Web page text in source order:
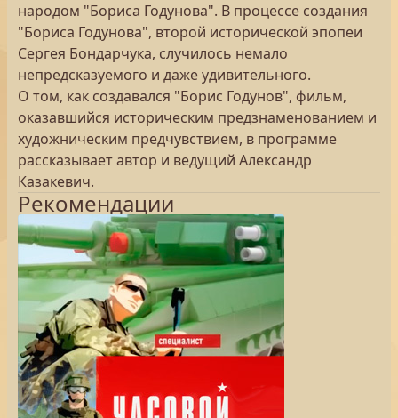
народом "Бориса Годунова". В процессе создания
"Бориса Годунова", второй исторической эпопеи
Сергея Бондарчука, случилось немало
непредсказуемого и даже удивительного.
О том, как создавался "Борис Годунов", фильм,
оказавшийся историческим предзнаменованием и
художническим предчувствием, в программе
рассказывает автор и ведущий Александр
Казакевич.
Рекомендации